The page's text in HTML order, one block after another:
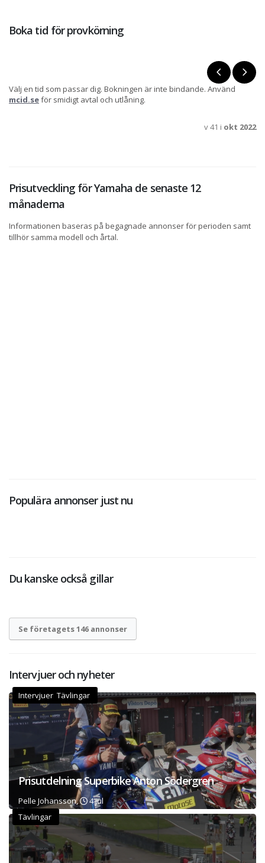
Boka tid för provkörning
Välj en tid som passar dig. Bokningen är inte bindande. Använd
mcid.seför smidigt avtal och utlåning.
v 41 i okt 2022
Prisutveckling för Yamaha de senaste 12
månaderna
Informationen baseras på begagnade annonser för perioden samt
tillhör samma modell och årtal.
Populära annonser just nu
Du kanske också gillar
Se företagets 146 annonser
Intervjuer och nyheter
Intervjuer Tävlingar
Prisutdelning Superbike Anton Södergren
Pelle Johansson,
4 jul
Tävlingar